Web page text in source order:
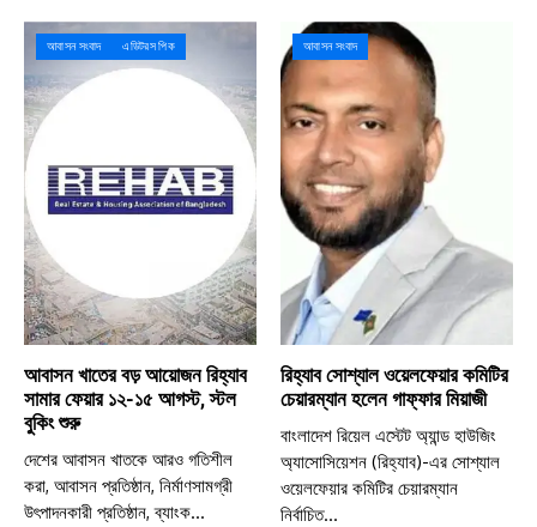
আবাসন সংবাদ এডিটরস পিক
আবাসন খাতের বড় আয়োজন রিহ্যাব
সামার ফেয়ার ১২-১৫ আগস্ট, স্টল
বুকিং শুরু
দেশের আবাসন খাতকে আরও গতিশীল
করা, আবাসন প্রতিষ্ঠান, নির্মাণসামগ্রী
উৎপাদনকারী প্রতিষ্ঠান, ব্যাংক...
আবাসন সংবাদ
রিহ্যাব সোশ্যাল ওয়েলফেয়ার কমিটির
চেয়ারম্যান হলেন গাফ্ফার মিয়াজী
বাংলাদেশ রিয়েল এস্টেট অ্যান্ড হাউজিং
অ্যাসোসিয়েশন (রিহ্যাব)-এর সোশ্যাল
ওয়েলফেয়ার কমিটির চেয়ারম্যান
নির্বাচিত...